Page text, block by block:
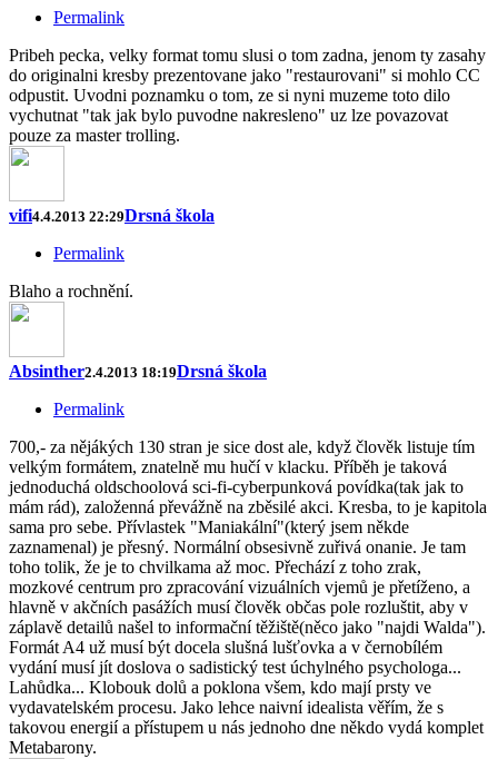
Permalink
Pribeh pecka, velky format tomu slusi o tom zadna, jenom ty zasahy
do originalni kresby prezentovane jako "restaurovani" si mohlo CC
odpustit. Uvodni poznamku o tom, ze si nyni muzeme toto dilo
vychutnat "tak jak bylo puvodne nakresleno" uz lze povazovat
pouze za master trolling.
vifi4.4.2013 22:29Drsná škola
Permalink
Blaho a rochnění.
Absinther2.4.2013 18:19Drsná škola
Permalink
700,- za nějákých 130 stran je sice dost ale, když člověk listuje tím
velkým formátem, znatelně mu hučí v klacku. Příběh je taková
jednoduchá oldschoolová sci-fi-cyberpunková povídka(tak jak to
mám rád), založenná převážně na zběsilé akci. Kresba, to je kapitola
sama pro sebe. Přívlastek "Maniakální"(který jsem někde
zaznamenal) je přesný. Normální obsesivně zuřivá onanie. Je tam
toho tolik, že je to chvilkama až moc. Přechází z toho zrak,
mozkové centrum pro zpracování vizuálních vjemů je přetíženo, a
hlavně v akčních pasážích musí člověk občas pole rozluštit, aby v
záplavě detailů našel to informační těžiště(něco jako "najdi Walda").
Formát A4 už musí být docela slušná lušťovka a v černobílém
vydání musí jít doslova o sadistický test úchylného psychologa...
Lahůdka... Klobouk dolů a poklona všem, kdo mají prsty ve
vydavatelském procesu. Jako lehce naivní idealista věřím, že s
takovou energií a přístupem u nás jednoho dne někdo vydá komplet
Metabarony.